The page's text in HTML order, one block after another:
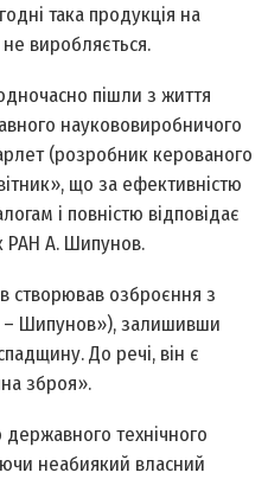
така продукція на
виробляється.
пішли з життя
науково­виробничого
(розробник керованого
що за ефективністю
і повністю відповідає
РАН А. Шипунов.
створював озброєння з
Шипунов»), залишивши
До речі, він є
зброя».
технічного
неабиякий власний